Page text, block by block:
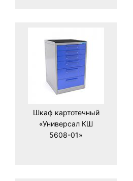
Шкаф картотечный
«Универсал КШ
5608-01»